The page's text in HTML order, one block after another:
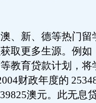
新、德等热门留
取更多生源。例如
教育贷款计划，将
财政年度的
澳元。此无息